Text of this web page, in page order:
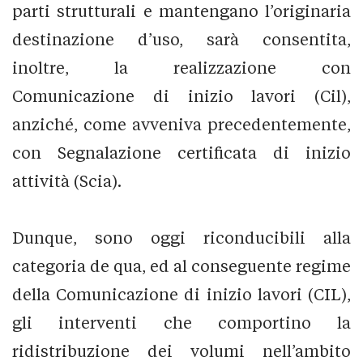
parti strutturali e mantengano l’originaria
destinazione d’uso, sarà consentita,
inoltre, la realizzazione con
Comunicazione di inizio lavori (Cil),
anziché, come avveniva precedentemente,
con Segnalazione certificata di inizio
attività (Scia).
Dunque, sono oggi riconducibili alla
categoria de qua, ed al conseguente regime
della Comunicazione di inizio lavori (CIL),
gli interventi che comportino la
ridistribuzione dei volumi nell’ambito